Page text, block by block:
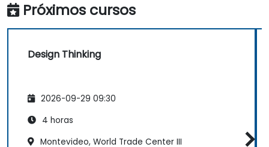
Próximos cursos
Design Thinking
2026-09-29 09:30
4 horas
Montevideo, World Trade Center III